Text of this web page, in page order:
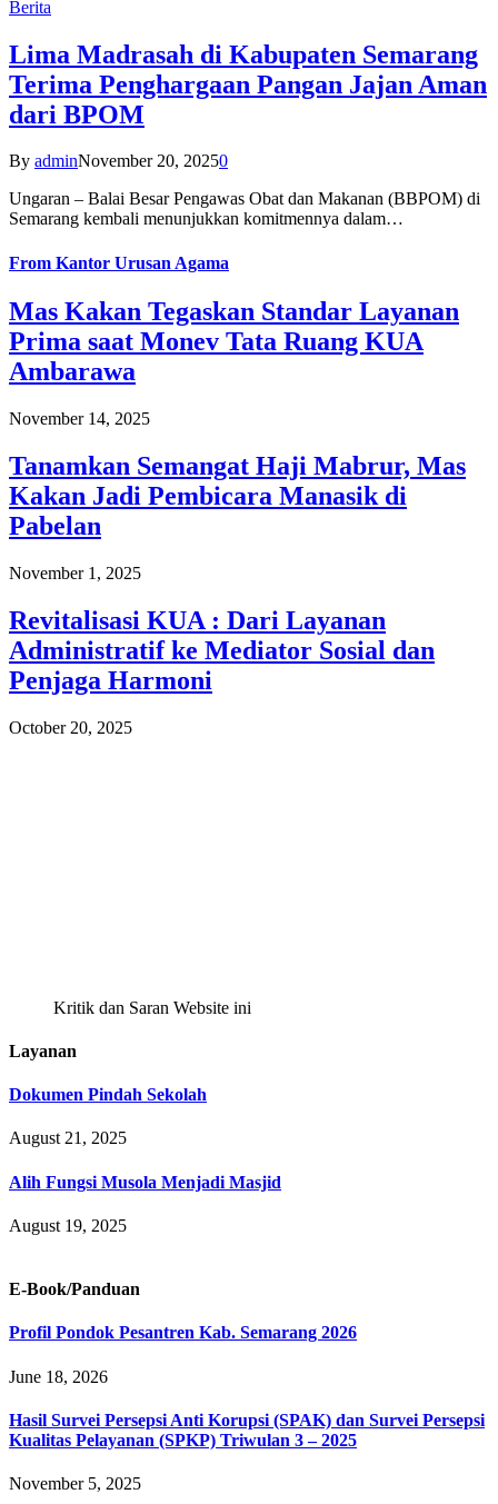
Berita
Lima Madrasah di Kabupaten Semarang
Terima Penghargaan Pangan Jajan Aman
dari BPOM
By adminNovember 20, 20250
Ungaran – Balai Besar Pengawas Obat dan Makanan (BBPOM) di
Semarang kembali menunjukkan komitmennya dalam…
From Kantor Urusan Agama
Mas Kakan Tegaskan Standar Layanan
Prima saat Monev Tata Ruang KUA
Ambarawa
November 14, 2025
Tanamkan Semangat Haji Mabrur, Mas
Kakan Jadi Pembicara Manasik di
Pabelan
November 1, 2025
Revitalisasi KUA : Dari Layanan
Administratif ke Mediator Sosial dan
Penjaga Harmoni
October 20, 2025
Kritik dan Saran Website ini
Layanan
Dokumen Pindah Sekolah
August 21, 2025
Alih Fungsi Musola Menjadi Masjid
August 19, 2025
E-Book/Panduan
Profil Pondok Pesantren Kab. Semarang 2026
June 18, 2026
Hasil Survei Persepsi Anti Korupsi (SPAK) dan Survei Persepsi
Kualitas Pelayanan (SPKP) Triwulan 3 – 2025
November 5, 2025